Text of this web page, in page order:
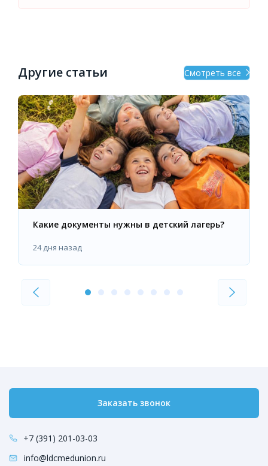
Другие статьи Смотреть все
Какие документы нужны в детский лагерь?
24 дня назад
Заказать звонок
+7 (391) 201-03-03
info@ldcmedunion.ru